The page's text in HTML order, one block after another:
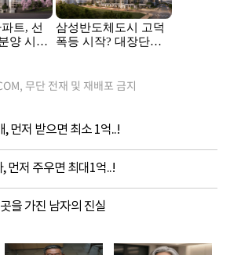
무단 전재 및 재배포 금지